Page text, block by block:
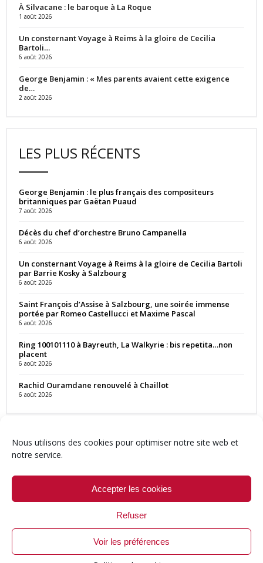
Nous utilisons des cookies pour optimiser notre site web et
notre service.
Accepter les cookies
Refuser
Voir les préférences
À Silvacane : le baroque à La Roque
1 août 2026
Un consternant Voyage à Reims à la gloire de Cecilia
Bartoli…
6 août 2026
George Benjamin : « Mes parents avaient cette exigence
de…
2 août 2026
LES PLUS RÉCENTS
George Benjamin : le plus français des compositeurs
britanniques par Gaëtan Puaud
7 août 2026
Décès du chef d’orchestre Bruno Campanella
6 août 2026
Un consternant Voyage à Reims à la gloire de Cecilia Bartoli
par Barrie Kosky à Salzbourg
6 août 2026
Saint François d’Assise à Salzbourg, une soirée immense
portée par Romeo Castellucci et Maxime Pascal
6 août 2026
Ring 100101110 à Bayreuth, La Walkyrie : bis repetita…non
placent
6 août 2026
Rachid Ouramdane renouvelé à Chaillot
6 août 2026